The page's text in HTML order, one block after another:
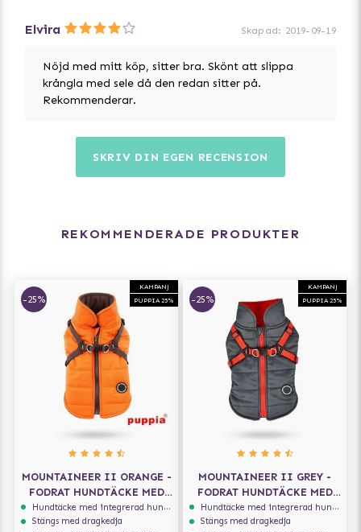
Elvira Skapad: 2019-09-19
Nöjd med mitt köp, sitter bra. Skönt att slippa
krångla med sele då den redan sitter på.
Rekommenderar.
SKRIV DIN EGEN RECENSION
REKOMMENDERADE PRODUKTER
KAMPANJ
PUPPIA 25%
-25%
MOUNTAINEER II ORANGE -
FODRAT HUNDTÄCKE MED
INTEGRERAD SELE
Hundtäcke med integrerad hundsele
Stängs med dragkedja
KAMPANJ
PUPPIA 25%
-25%
MOUNTAINEER II GREY -
FODRAT HUNDTÄCKE MED
INTEGRERAD SELE
Hundtäcke med integrerad hundsele
Stängs med dragkedja